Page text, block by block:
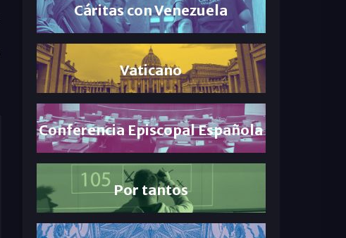
Cáritas con Venezuela
Vaticano
Conferencia Episcopal Española
Por tantos